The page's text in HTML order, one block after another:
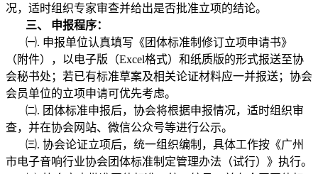
况，适时组织专家审查并给出是否批准立项的结论。
三、
申报程序：
㈠. 申报单位认真填写《团体标准制修订立项申请书》
（附件），以电子版（Excel格式）和纸质版的形式报送至协
会秘书处；若已有标准草案及相关论证材料应一并报送；协会
会员单位的立项申请可优先考虑。
㈡. 团体标准申报后，协会将根据申报情况，适时组织审
查，并在协会网站、微信公众号等进行公示。
㈢. 协会论证立项后，统一组织编制，具体工作按《广州
市电子音响行业协会团体标准制定管理办法（试行）》执行。